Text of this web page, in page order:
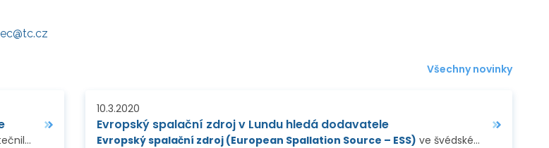
Všechny novinky
V Technologickém centru AV ČR se ve dnech 11. a 12. března 2020 uskutečnila již tradiční konference „5. Nové horizonty česko-ruské technologické a obchodní…
10.3.2020
Evropský spalační zdroj v Lundu hledá dodavatele
Evropský spalační zdroj (European Spallation Source – ESS) ve švédském Lundu vypsal